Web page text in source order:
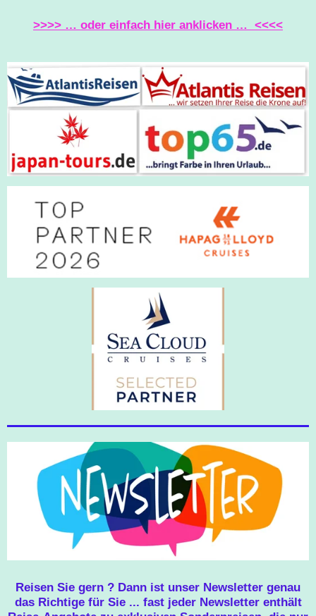
>>>> … oder einfach hier anklicken … <<<<
Reisen Sie gern ? Dann ist unser Newsletter genau
das Richtige für Sie ... fast jeder Newsletter enthält